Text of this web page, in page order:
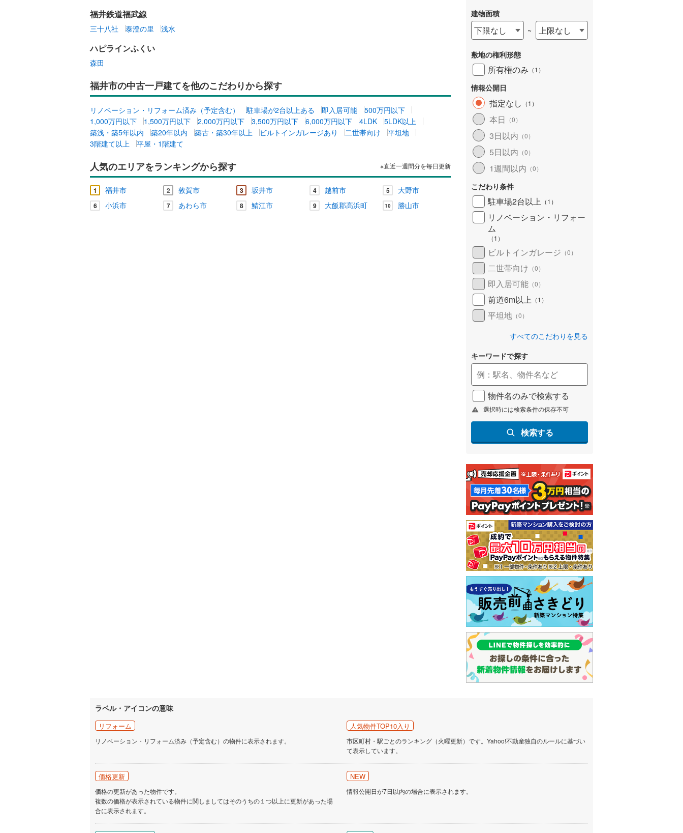
福井鉄道福武線
三十八社 泰澄の里 浅水
ハピラインふくい
森田
福井市の中古一戸建てを他のこだわりから探す
リノベーション・リフォーム済み（予定含む） 駐車場が2台以上ある 即入居可能
500万円以下
1,000万円以下
1,500万円以下 2,000万円以下 3,500万円以下 6,000万円以下 4LDK
5LDK以上
築浅・築5年以内
築20年以内 築古・築30年以上 ビルトインガレージあり 二世帯向け
平坦地
3階建て以上
平屋・1階建て
人気のエリアをランキングから探す ※直近一週間分を毎日更新
1 福井市 2 敦賀市 3 坂井市 4 越前市 5 大野市
6 小浜市 7 あわら市 8 鯖江市 9 大飯郡高浜町 10 勝山市
建物面積
下限なし ~ 上限なし
敷地の権利形態
所有権のみ （1 ）
情報公開日
指定なし （1 ）
本日 （0）
3日以内 （0）
5日以内 （0）
1週間以内 （0）
こだわり条件
駐車場2台以上 （1 ）
リノベーション・リフォー
ム
（1 ）
ビルトインガレージ （0）
二世帯向け （0）
即入居可能 （0）
前道6m以上 （1 ）
平坦地 （0）
すべてのこだわりを見る
キーワードで探す
物件名のみで検索する
選択時には検索条件の保存不可
検索する
ラベル・アイコンの意味
リフォーム
リノベーション・リフォーム済み（予定含む）の物件に表示されます。
人気物件TOP10入り
市区町村・駅ごとのランキング（火曜更新）です。Yahoo!不動産独自のルールに基づい
て表示しています。
価格更新
価格の更新があった物件です。
複数の価格が表示されている物件に関しましてはそのうちの１つ以上に更新があった場
合に表示されます。
NEW
情報公開日が7日以内の場合に表示されます。